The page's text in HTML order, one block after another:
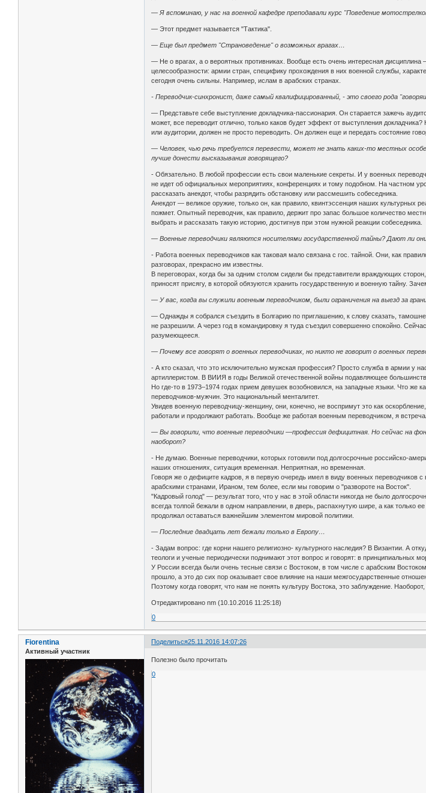
— Я вспоминаю, у нас на военной кафедре преподавали курс "Поведение
— Этот предмет называется "Тактика".
— Еще был предмет "Страноведение" о возможных врагах…
— Не о врагах, а о вероятных противниках. Вообще есть очень интересная
целесообразности: армии стран, специфику прохождения в них военной службы,
сегодня очень сильны. Например, ислам в арабских странах.
- Переводчик-синхронист, даже самый квалифицированный, - это своего рода
— Представьте себе выступление докладчика-пассионария. Он старается зажечь
может, все переводит отлично, только каков будет эффект от выступления
или аудитории, должен не просто переводить. Он должен еще и передать состояние
— Человек, чью речь требуется перевести, может не знать каких-то местных
лучше донести высказывания говорящего?
- Обязательно. В любой профессии есть свои маленькие секреты. И у военных
не идет об официальных мероприятиях, конференциях и тому подобном. На частном
рассказать анекдот, чтобы разрядить обстановку или рассмешить собеседника.
Анекдот — великое оружие, только он, как правило, квинтэссенция наших культурных
пожмет. Опытный переводчик, как правило, держит про запас большое количество
выбрать и рассказать такую историю, достигнув при этом нужной реакции собеседника.
— Военные переводчики являются носителями государственной тайны? Дают ли
- Работа военных переводчиков как таковая мало связана с гос. тайной. Они, как
разговорах, прекрасно им известны.
В переговорах, когда бы за одним столом сидели бы представители враждующих
приносят присягу, в которой обязуются хранить государственную и военную тайну.
— У вас, когда вы служили военным переводчиком, были ограничения на выезд за
— Однажды я собрался съездить в Болгарию по приглашению, к слову сказать,
не разрешили. А через год в командировку я туда съездил совершенно спокойно.
разумеющееся.
— Почему все говорят о военных переводчиках, но никто не говорит о военных
- А кто сказал, что это исключительно мужская профессия? Просто служба в армии у
артиллеристом. В ВИИЯ в годы Великой отечественной войны подавляющее
Но где-то в 1973–1974 годах прием девушек возобновился, на западные языки. Что же
переводчиков-мужчин. Это национальный менталитет.
Увидев военную переводчицу-женщину, они, конечно, не воспримут это как
работали и продолжают работать. Вообще же работая военным переводчиком, я
— Вы говорили, что военные переводчики —профессия дефицитная. Но сейчас на
наоборот?
- Не думаю. Военные переводчики, которых готовили под долгосрочные российско-
наших отношениях, ситуация временная. Неприятная, но временная.
Говоря же о дефиците кадров, я в первую очередь имел в виду военных переводчиков
арабскими странами, Ираном, тем более, если мы говорим о "развороте на Восток".
"Кадровый голод" — результат того, что у нас в этой области никогда не было
всегда толпой бежали в одном направлении, в дверь, распахнутую шире, а как только
продолжал оставаться важнейшим элементом мировой политики.
— Последние двадцать лет бежали только в Европу…
- Задам вопрос: где корни нашего религиозно- культурного наследия? В Византии. А
теологи и ученые периодически поднимают этот вопрос и говорят: в принципиальных
У России всегда были очень тесные связи с Востоком, в том числе с арабским
прошло, а это до сих пор оказывает свое влияние на наши межгосударственные
Поэтому когда говорят, что нам не понять культуру Востока, это заблуждение.
Отредактировано nm (10.10.2016 11:25:18)
0
Поделиться25.11.2016 14:07:26
Fiorentina
Активный участник
Полезно было прочитать
0